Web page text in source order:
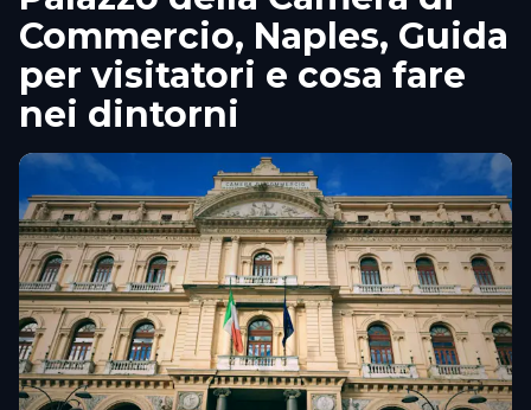
Commercio, Naples, Guida
per visitatori e cosa fare
nei dintorni